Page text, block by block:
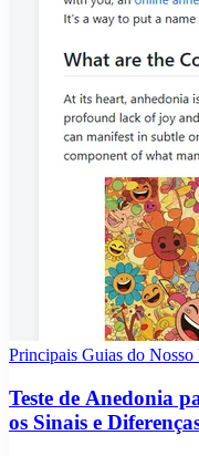
Principais Guias do
Teste de Anedonia
os Sinais e